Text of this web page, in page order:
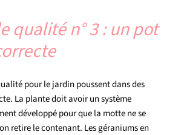
qualité n° 3 : un pot
pour le jardin poussent dans des
La plante doit avoir un système
développé pour que la motte ne se
retire le contenant. Les géraniums en